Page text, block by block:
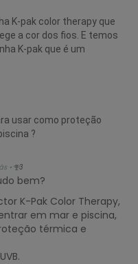
K-pak color therapy que
a cor dos fios. E temos
K-pak que é um
usar como proteção
?
• 3
bem?
K-Pak Color Therapy,
em mar e piscina,
térmica e